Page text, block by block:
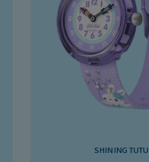
SHINING TUTU